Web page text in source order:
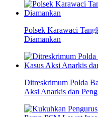
Polsek Karawaci
Diamankan
Ditreskrimum Polda
Aksi Anarkis dan